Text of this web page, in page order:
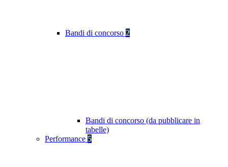
Bandi di concorso 2
Bandi di concorso (da pubblicare in
tabelle)
Performance 5